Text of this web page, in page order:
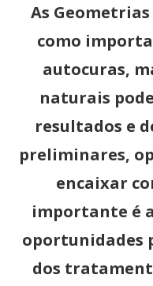
As
como
autocuras,
naturais
resultados e
preliminares,
encaixar
importante é
oportunidades
dos